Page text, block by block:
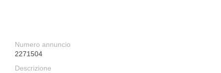
Numero annuncio
2271504
Descrizione